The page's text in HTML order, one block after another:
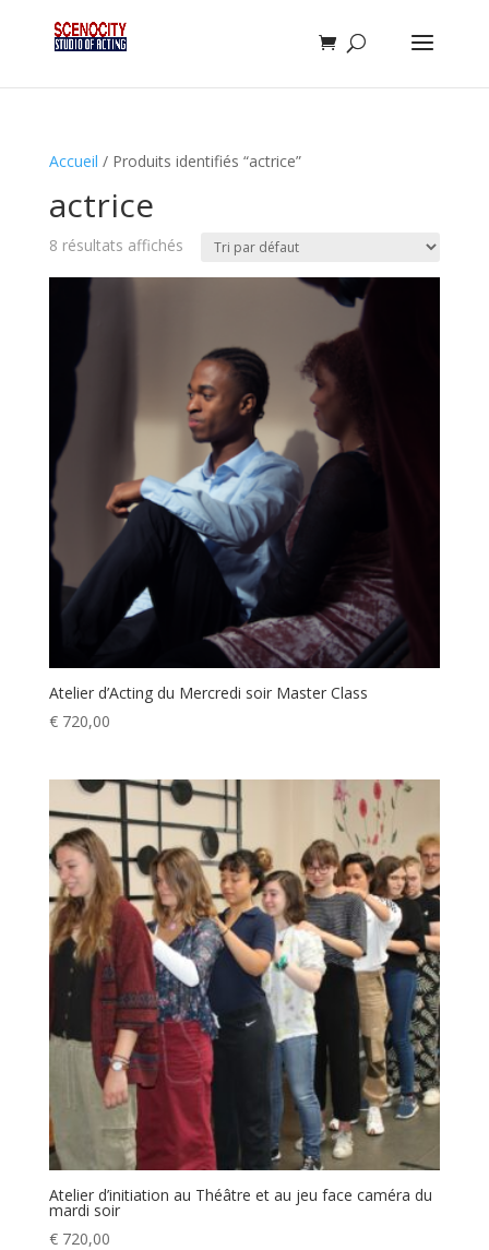
Accueil / Produits identifiés “actrice”
actrice
8 résultats affichés
Atelier d’Acting du Mercredi soir Master Class
€720,00
Atelier d’initiation au Théâtre et au jeu face caméra du
mardi soir
€720,00